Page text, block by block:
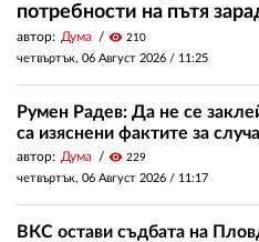
потребности на пътя
автор: Дума visibility 210
четвъртък, 06 Август 2026 / 11:25
Румен Радев: Да не се
са изяснени фактите за
автор: Дума visibility 229
четвъртък, 06 Август 2026 / 11:17
ВКС остави съдбата на